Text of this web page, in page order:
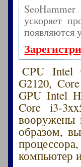
ускоряет
появляются
CPU Intel
G2120,
GPU Intel
Core i3-
вооружены
образом,
компьютер